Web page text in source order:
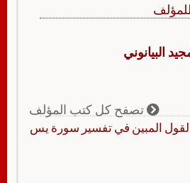
البيانوني
تصفح كل كتب المؤلف
المبين في تفسير سورة يس